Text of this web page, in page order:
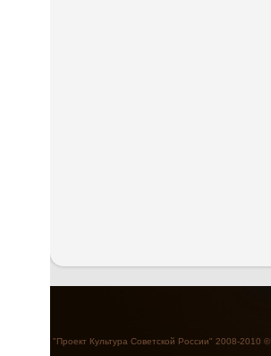
"Проект Культура Советской России" 2008-2010